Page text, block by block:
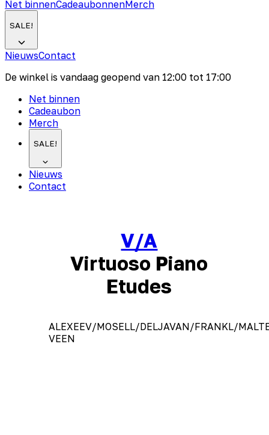
Net binnenCadeaubonnenMerch
SALE!
NieuwsContact
De winkel is vandaag geopend van 12:00 tot 17:00
Net binnen
Cadeaubon
Merch
SALE!
Nieuws
Contact
V/A
Virtuoso Piano
Etudes
ALEXEEV/MOSELL/DELJAVAN/FRANKL/
VEEN